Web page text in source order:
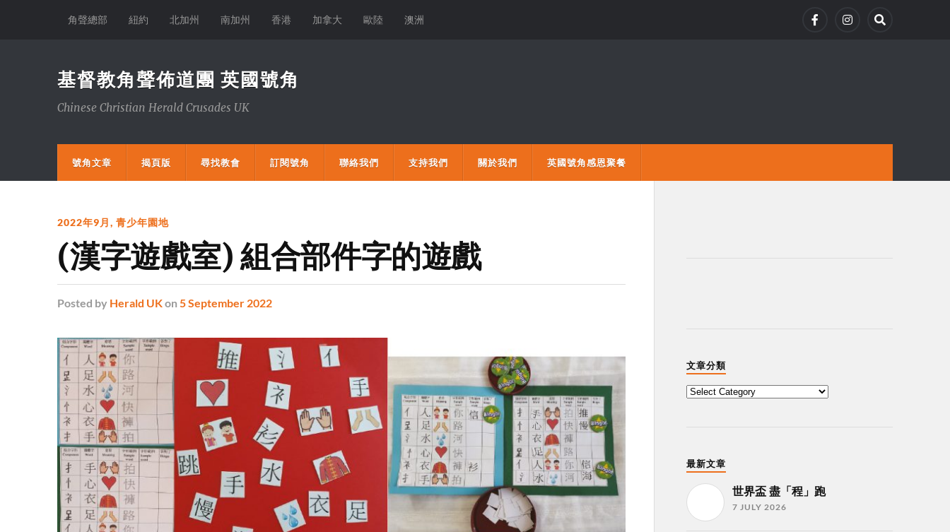
角聲總部 紐約 北加州 南加州 香港 加拿大 歐陸 澳洲
基督教角聲佈道團 英國號角
Chinese Christian Herald Crusades UK
號角文章 揭頁版 尋找教會 訂閱號角 聯絡我們 支持我們 關於我們 英國號角感恩聚餐
2022年9月, 青少年園地
(漢字遊戲室) 組合部件字的遊戲
Posted by Herald UKon 5 September 2022
文章分類
最新文章
世界盃 盡「程」跑
7 JULY 2026